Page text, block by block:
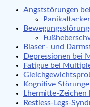
Angststörungen
Blasen- und
Depressionen bei
Fatigue bei
Kognitive
Lhermitte-Zeichen
Restless-Legs-